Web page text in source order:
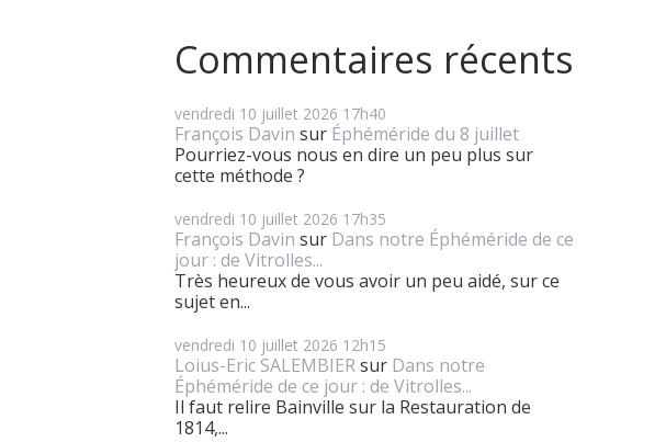
Commentaires récents
vendredi 10 juillet 2026 17h40
François Davin sur Éphéméride du 8 juillet
Pourriez-vous nous en dire un peu plus sur
cette méthode ?
vendredi 10 juillet 2026 17h35
François Davin sur Dans notre Éphéméride de ce
jour : de Vitrolles...
Très heureux de vous avoir un peu aidé, sur ce
sujet en...
vendredi 10 juillet 2026 12h15
Loius-Eric SALEMBIERsur Dans notre
Éphéméride de ce jour : de Vitrolles...
Il faut relire Bainville sur la Restauration de
1814,...